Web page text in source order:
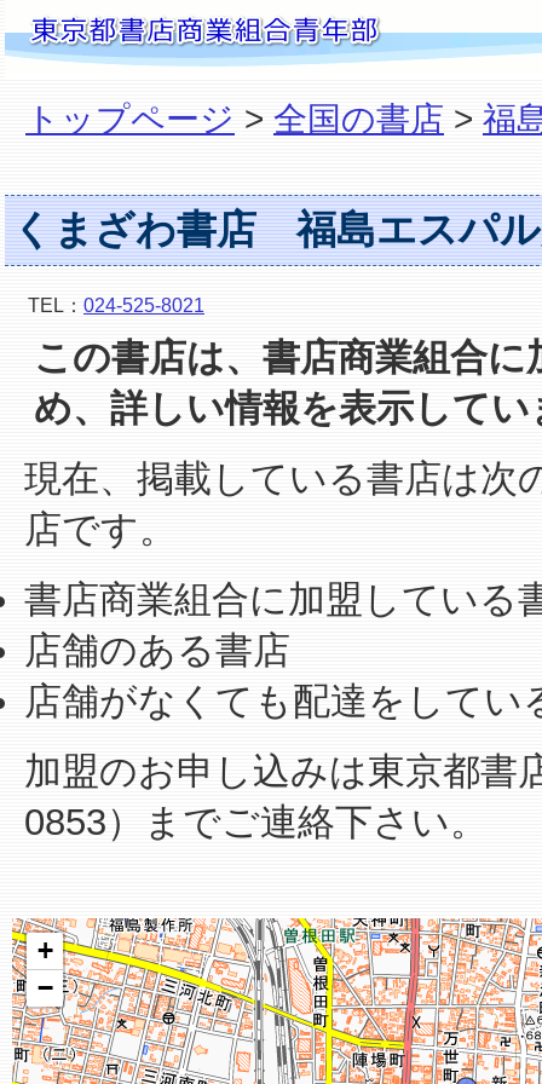
トップページ > 全国の書店 > 福
くまざわ書店 福島エスパ
TEL： 024-525-8021
この書店は、書店商業組合
め、詳しい情報を表示して
現在、掲載している書店は次
店です。
書店商業組合に加盟している
店舗のある書店
店舗がなくても配達をしてい
加盟のお申し込みは東京都書
0853）までご連絡下さい。
+
−